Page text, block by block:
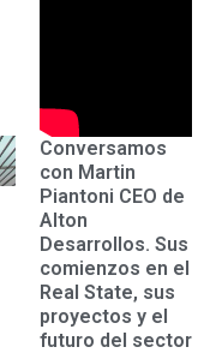
Conversamos
con Martin
Piantoni CEO de
Alton
Desarrollos. Sus
comienzos en el
Real State, sus
proyectos y el
futuro del sector